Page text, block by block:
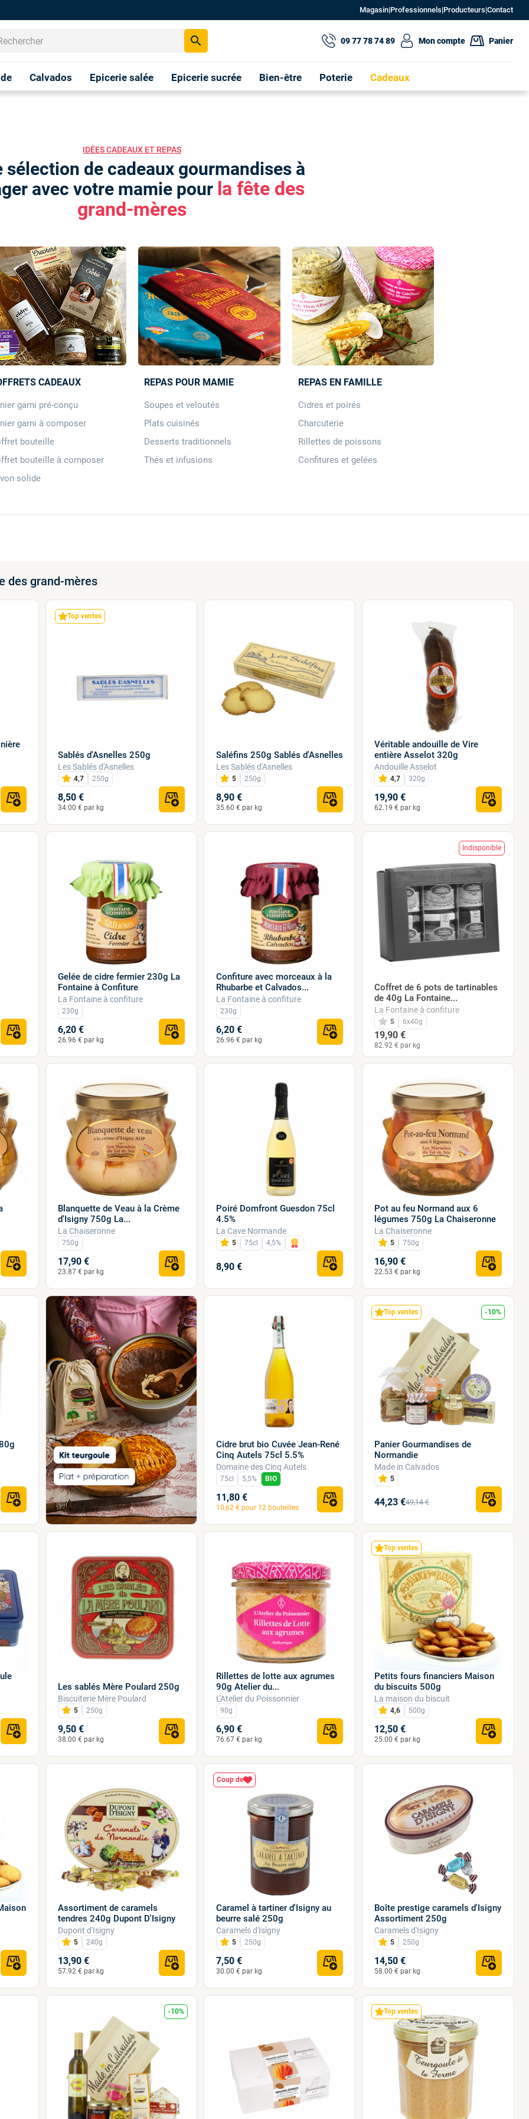
Magasin|Professionnels|Producteurs|Contact
search
Calvados Epicerie salée Epicerie sucrée Bien-être Poterie Cadeaux
09 77 78 74 89 Mon compte Panier
IDÉES CADEAUX ET REPAS
sélection de cadeaux gourmandises à
avec votre mamie pour la fête des
grand-mères
CADEAUX
garni pré-conçu
garni à composer
bouteille
bouteille à composer
solide
REPAS POUR MAMIE
Soupes et veloutés
Plats cuisinés
Desserts traditionnels
Thés et infusions
REPAS EN FAMILLE
Cidres et poirés
Charcuterie
Rillettes de poissons
Confitures et gelées
des grand-mères
Top ventes
Sablés d'Asnelles 250g
Les Sablés d'Asnelles
4,7 250g
8,50 €
34.00 € par kg
Saléfins 250g Sablés d'Asnelles
Les Sablés d'Asnelles
5 250g
8,90 €
35.60 € par kg
Véritable andouille de Vire
entière Asselot 320g
Andouille Asselot
4,7 320g
19,90 €
62.19 € par kg
Gelée de cidre fermier 230g La
Fontaine à Confiture
La Fontaine à confiture
230g
6,20 €
26.96 € par kg
Confiture avec morceaux à la
Rhubarbe et Calvados...
La Fontaine à confiture
230g
6,20 €
26.96 € par kg
Indisponible
Coffret de 6 pots de tartinables
de 40g La Fontaine...
La Fontaine à confiture
5 6x40g
19,90 €
82.92 € par kg
Blanquette de Veau à la Crème
d'Isigny 750g La...
La Chaiseronne
750g
17,90 €
23.87 € par kg
Poiré Domfront Guesdon 75cl
4.5%
La Cave Normande
5 75cl 4,5%
8,90 €
Pot au feu Normand aux 6
légumes 750g La Chaiseronne
La Chaiseronne
5 750g
16,90 €
22.53 € par kg
Cidre brut bio Cuvée Jean-René
Cinq Autels 75cl 5.5%
Domaine des Cinq Autels
75cl 5,5% BIO
11,80 €
10,62 € pour 12 bouteilles
Top ventes -10%
Panier Gourmandises de
Normandie
Made in Calvados
5
44,23 €49,14 €
Les sablés Mère Poulard 250g
Biscuiterie Mère Poulard
5 250g
9,50 €
38.00 € par kg
Rillettes de lotte aux agrumes
90g Atelier du...
L'Atelier du Poissonnier
90g
6,90 €
76.67 € par kg
Top ventes
Petits fours financiers Maison
du biscuits 500g
La maison du biscuit
4,6 500g
12,50 €
25.00 € par kg
Assortiment de caramels
tendres 240g Dupont D'Isigny
Dupont d'Isigny
5 240g
13,90 €
57.92 € par kg
Coup de
Caramel à tartiner d'Isigny au
beurre salé 250g
Caramels d'Isigny
5 250g
7,50 €
30.00 € par kg
Boîte prestige caramels d'Isigny
Assortiment 250g
Caramels d'Isigny
5 250g
14,50 €
58.00 € par kg
-10% Top ventes